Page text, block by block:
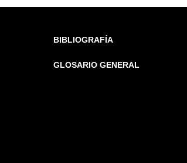
BIBLIOGRAFÍA
GLOSARIO GENERAL